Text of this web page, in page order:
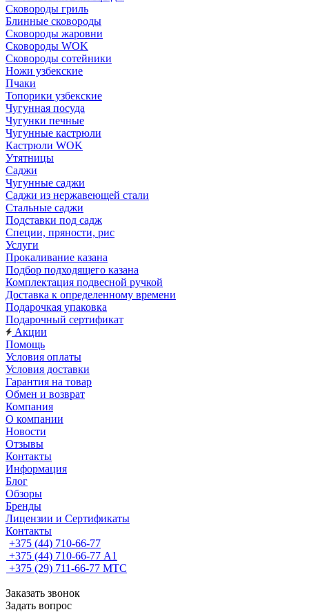
Сковороды гриль
Блинные сковороды
Сковороды жаровни
Сковороды WOK
Сковороды сотейники
Ножи узбекские
Пчаки
Топорики узбекские
Чугунная посуда
Чугунки печные
Чугунные кастрюли
Кастрюли WOK
Утятницы
Саджи
Чугунные саджи
Саджи из нержавеющей стали
Стальные саджи
Подставки под садж
Специи, пряности, рис
Услуги
Прокаливание казана
Подбор подходящего казана
Комплектация подвесной ручкой
Доставка к определенному времени
Подарочкая упаковка
Подарочный сертификат
Акции
Помощь
Условия оплаты
Условия доставки
Гарантия на товар
Обмен и возврат
Компания
О компании
Новости
Отзывы
Контакты
Информация
Блог
Обзоры
Бренды
Лицензии и Сертификаты
Контакты
+375 (44) 710-66-77
+375 (44) 710-66-77 А1
+375 (29) 711-66-77 МТС
Заказать звонок
Задать вопрос